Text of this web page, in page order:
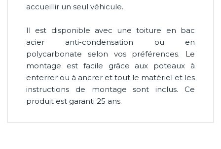
accueillir un seul véhicule.
Il est disponible avec une toiture en bac
acier anti-condensation ou en
polycarbonate selon vos préférences. Le
montage est facile grâce aux poteaux à
enterrer ou à ancrer et tout le matériel et les
instructions de montage sont inclus. Ce
produit est garanti 25 ans.